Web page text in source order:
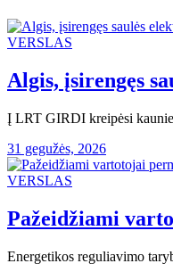
VERSLAS
Algis, įsirengęs
Į LRT GIRDI kreipėsi
31 gegužės, 2026
VERSLAS
Pažeidžiami
Energetikos reguliavimo